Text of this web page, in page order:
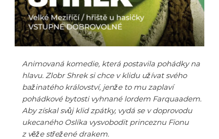
Animovaná komedie, která postavila pohádky na
hlavu. Zlobr Shrek si chce v klidu užívat svého
bažinatého království, jenže to mu zaplaví
pohádkové bytosti vyhnané lordem Farquaadem.
Aby získal svůj klid zpátky, vydá se v doprovodu
ukecaného Oslíka vysvobodit princeznu Fionu
z věže střežené drakem.